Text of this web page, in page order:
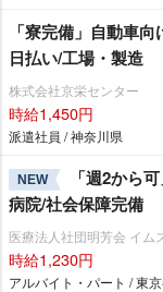
「寮完備」自動車
日払い/工場・製造
株式会社京栄センター
時給1,450円
派遣社員 / 神奈川県
NEW
「週2から
病院/社会保障完備
医療法人社団明芳会 イム
時給1,230円
アルバイト・パート / 東